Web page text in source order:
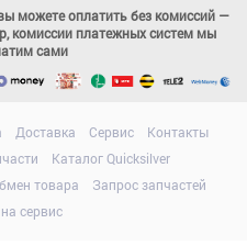
можете оплатить без комиссий —
комиссии платежных систем мы
сами
Доставка Сервис
Контакты
Каталог Quicksilver
товара
Запрос запчастей
сервис